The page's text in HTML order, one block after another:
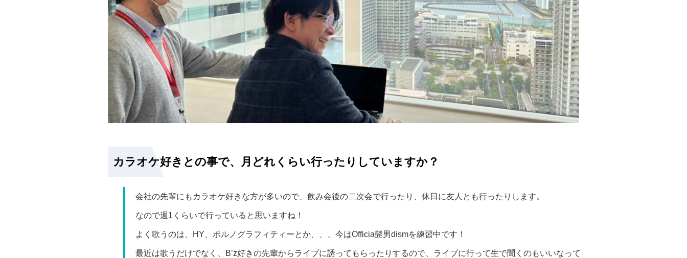
カラオケ好きとの事で、月どれくらい行ったりしていますか？
会社の先輩にもカラオケ好きな方が多いので、飲み会後の二次会で行ったり、休日に友人とも行ったりします。
なので週1くらいで行っていると思いますね！
よく歌うのは、HY、ポルノグラフィティーとか、、、今はOfficia髭男dismを練習中です！
最近は歌うだけでなく、B’z好きの先輩からライブに誘ってもらったりするので、ライブに行って生で聞くのもいいなって